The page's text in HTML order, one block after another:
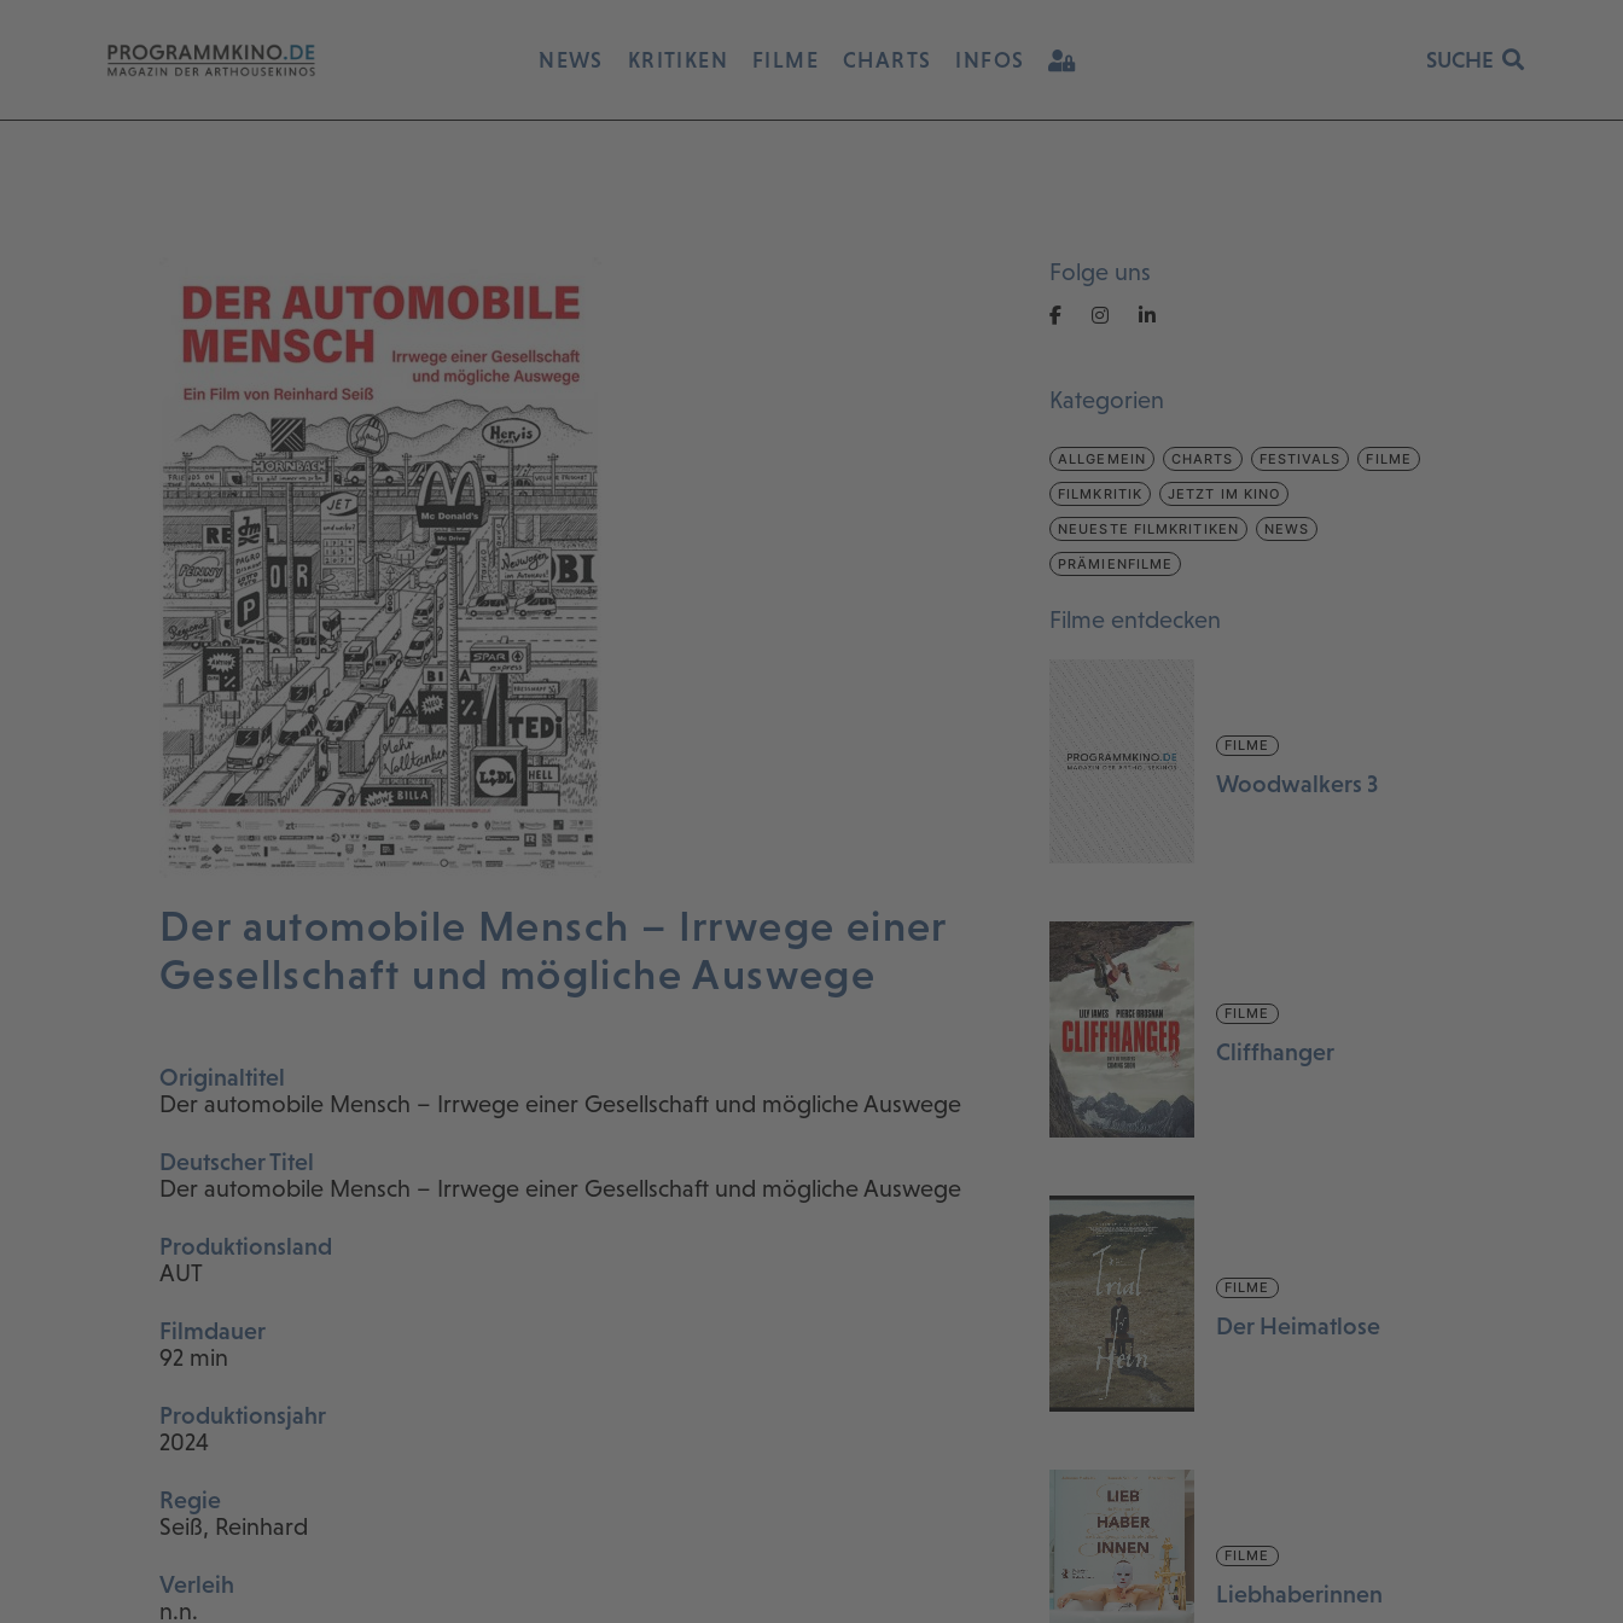
NEWS KRITIKEN FILME CHARTS INFOS SUCHE
Der automobile Mensch – Irrwege einer
Gesellschaft und mögliche Auswege
Originaltitel
Der automobile Mensch – Irrwege einer Gesellschaft und mögliche Auswege
Deutscher Titel
Der automobile Mensch – Irrwege einer Gesellschaft und mögliche Auswege
Produktionsland
AUT
Filmdauer
92 min
Produktionsjahr
2024
Regie
Seiß, Reinhard
Verleih
n.n.
Folge uns
Kategorien
ALLGEMEIN CHARTS FESTIVALS FILME
FILMKRITIK JETZT IM KINO
NEUESTE FILMKRITIKEN NEWS
PRÄMIENFILME
Filme entdecken
FILME
Woodwalkers 3
FILME
Cliffhanger
FILME
Der Heimatlose
FILME
Liebhaberinnen